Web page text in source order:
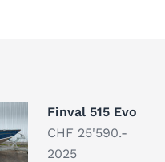
Finval 515 Evo
CHF 25'590.-
2025